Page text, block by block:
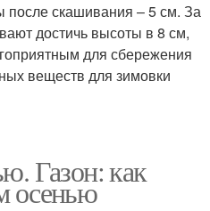
скашивания – 5 см. За
достичь высоты в 8 см,
для сбережения
веществ для зимовки
Газон: как
осенью